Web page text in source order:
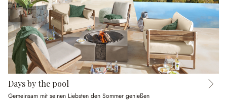
Days by the pool
Gemeinsam mit seinen Liebsten den Sommer genießen